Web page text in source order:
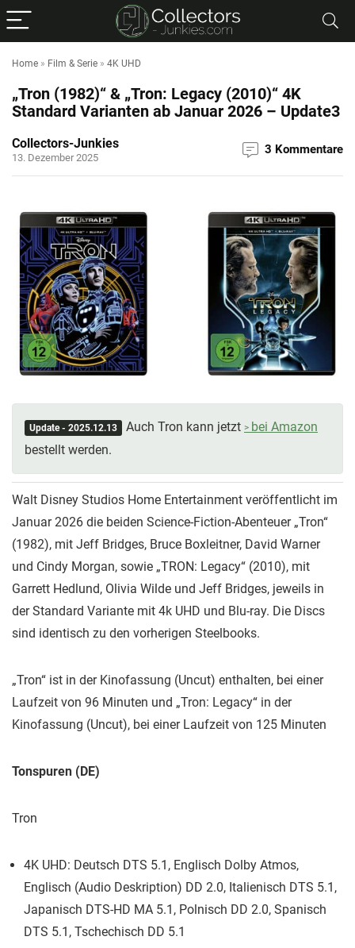
Home » Film & Serie » 4K UHD
„Tron (1982)“ & „Tron: Legacy (2010)“ 4K
Standard Varianten ab Januar 2026 – Update3
Collectors-Junkies
13. Dezember 2025
3 Kommentare
Update - 2025.12.13 Auch Tron kann jetzt
bei Amazon
bestellt werden.
Walt Disney Studios Home Entertainment veröffentlicht im
Januar 2026 die beiden Science-Fiction-Abenteuer „Tron“
(1982), mit Jeff Bridges, Bruce Boxleitner, David Warner
und Cindy Morgan, sowie „TRON: Legacy“ (2010), mit
Garrett Hedlund, Olivia Wilde und Jeff Bridges, jeweils in
der Standard Variante mit 4k UHD und Blu-ray. Die Discs
sind identisch zu den vorherigen Steelbooks.
„Tron“ ist in der Kinofassung (Uncut) enthalten, bei einer
Laufzeit von 96 Minuten und „Tron: Legacy“ in der
Kinofassung (Uncut), bei einer Laufzeit von 125 Minuten
Tonspuren (DE)
Tron
4K UHD: Deutsch DTS 5.1, Englisch Dolby Atmos,
Englisch (Audio Deskription) DD 2.0, Italienisch DTS 5.1,
Japanisch DTS-HD MA 5.1, Polnisch DD 2.0, Spanisch
DTS 5.1, Tschechisch DD 5.1